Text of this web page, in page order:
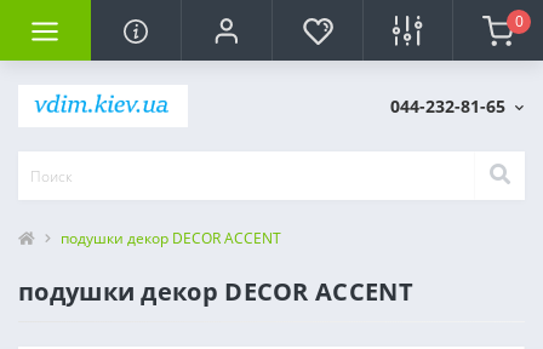
0
044-232-81-65
подушки декор DECOR ACCENT
подушки декор DECOR ACCENT